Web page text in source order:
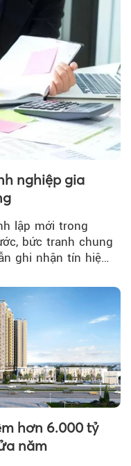
nghiệp gia
lập mới trong
bức tranh chung
ghi nhận tín hiệu
hơn 6.000 tỷ
năm